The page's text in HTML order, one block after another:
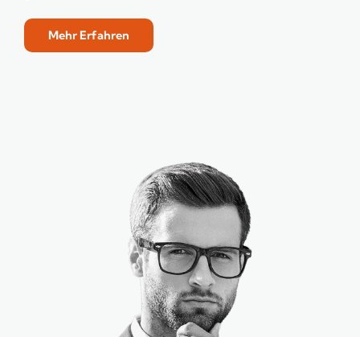
Mehr Erfahren